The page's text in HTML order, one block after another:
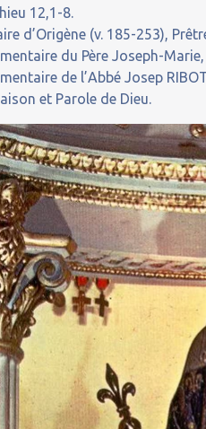
12,1-8.
d’Origène (v. 185-253),
du Père Joseph-
de l’Abbé Josep
et Parole de Dieu.